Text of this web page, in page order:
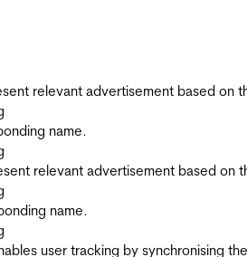
relevant advertisement based on
name.
relevant advertisement based on
name.
user tracking by synchronising